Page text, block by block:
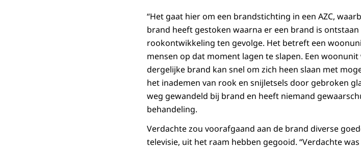
“Het gaat hier om een brandstichting in een AZC,
brand heeft gestoken waarna er een brand is
rookontwikkeling ten gevolge. Het betreft een
mensen op dat moment lagen te slapen. Een
dergelijke brand kan snel om zich heen slaan met
het inademen van rook en snijletsels door gebroken
weg gewandeld bij brand en heeft niemand
behandeling.
Verdachte zou voorafgaand aan de brand diverse
televisie, uit het raam hebben gegooid. “Verdachte